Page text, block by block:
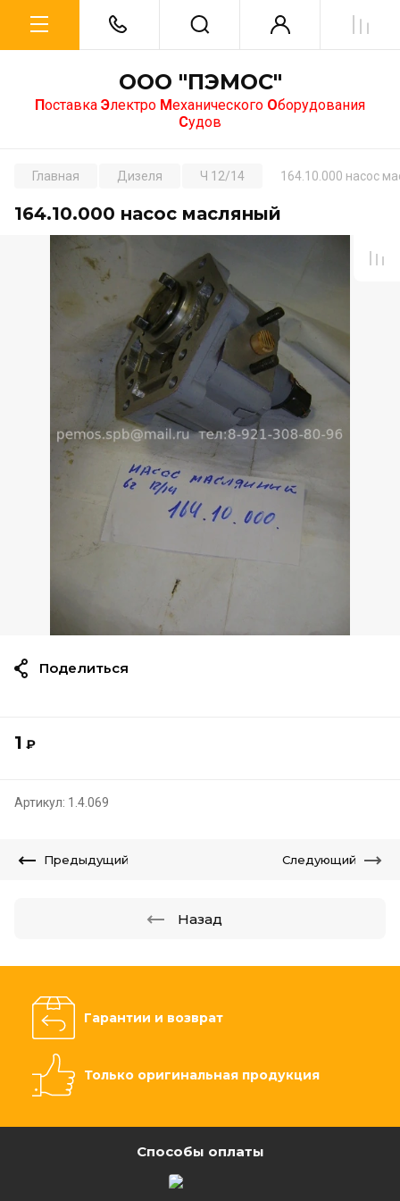
ООО "ПЭМОС"
Поставка Электро Механического Оборудования
Судов
Главная Дизеля Ч 12/14 164.10.000 насос
164.10.000 насос масляный
1 ₽
Артикул: 1.4.069
Поделиться
Предыдущий Следующий
Назад
Гарантии и возврат
Только оригинальная продукция
Способы оплаты